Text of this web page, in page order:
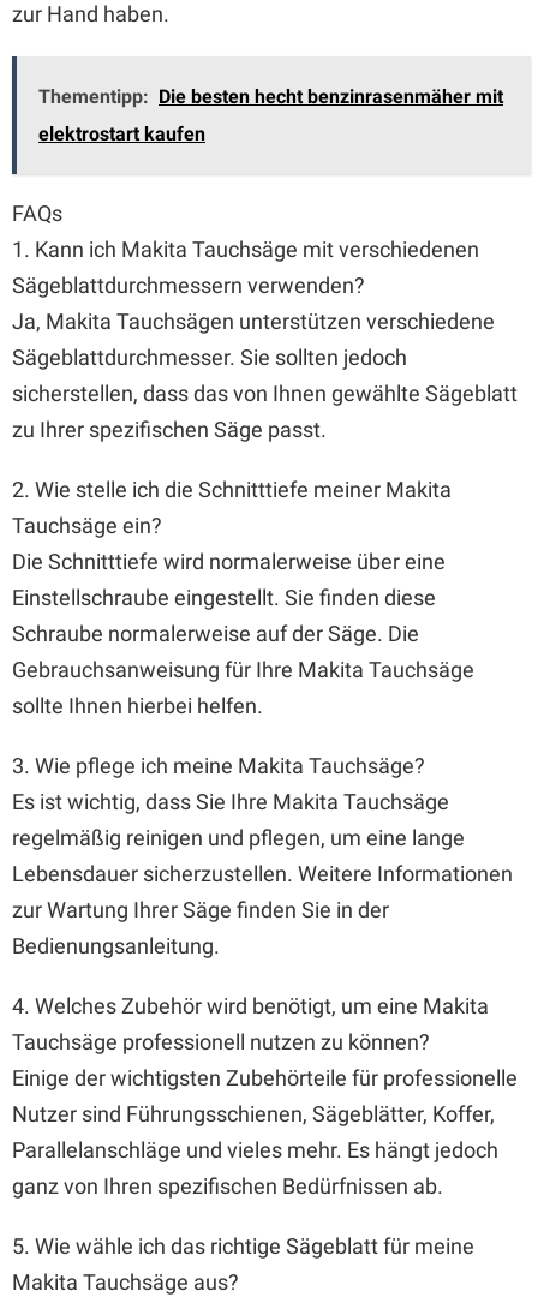
zur Hand haben.
Thementipp: Die besten hecht benzinrasenmäher mit
elektrostart kaufen
FAQs
1. Kann ich Makita Tauchsäge mit verschiedenen
Sägeblattdurchmessern verwenden?
Ja, Makita Tauchsägen unterstützen verschiedene
Sägeblattdurchmesser. Sie sollten jedoch
sicherstellen, dass das von Ihnen gewählte Sägeblatt
zu Ihrer spezifischen Säge passt.
2. Wie stelle ich die Schnitttiefe meiner Makita
Tauchsäge ein?
Die Schnitttiefe wird normalerweise über eine
Einstellschraube eingestellt. Sie finden diese
Schraube normalerweise auf der Säge. Die
Gebrauchsanweisung für Ihre Makita Tauchsäge
sollte Ihnen hierbei helfen.
3. Wie pflege ich meine Makita Tauchsäge?
Es ist wichtig, dass Sie Ihre Makita Tauchsäge
regelmäßig reinigen und pflegen, um eine lange
Lebensdauer sicherzustellen. Weitere Informationen
zur Wartung Ihrer Säge finden Sie in der
Bedienungsanleitung.
4. Welches Zubehör wird benötigt, um eine Makita
Tauchsäge professionell nutzen zu können?
Einige der wichtigsten Zubehörteile für professionelle
Nutzer sind Führungsschienen, Sägeblätter, Koffer,
Parallelanschläge und vieles mehr. Es hängt jedoch
ganz von Ihren spezifischen Bedürfnissen ab.
5. Wie wähle ich das richtige Sägeblatt für meine
Makita Tauchsäge aus?